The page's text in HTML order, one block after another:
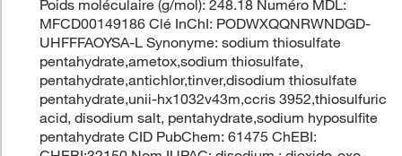
Poids moléculaire (g/mol): 248.18 Numéro MDL:
MFCD00149186 Clé InChI: PODWXQQNRWNDGD-
UHFFFAOYSA-L Synonyme: sodium thiosulfate
pentahydrate,ametox,sodium thiosulfate,
pentahydrate,antichlor,tinver,disodium thiosulfate
pentahydrate,unii-hx1032v43m,ccris 3952,thiosulfuric
acid, disodium salt, pentahydrate,sodium hyposulfite
pentahydrate CID PubChem: 61475 ChEBI: